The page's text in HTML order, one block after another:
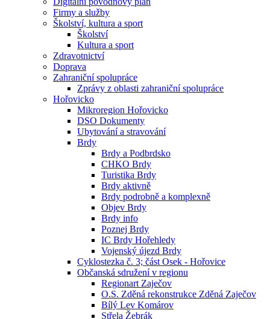
Firmy a služby
Školství, kultura a sport
Školství
Kultura a sport
Zdravotnictví
Doprava
Zahraniční spolupráce
Zprávy z oblasti zahraniční spolupráce
Hořovicko
Mikroregion Hořovicko
DSO Dokumenty
Ubytování a stravování
Brdy
Brdy a Podbrdsko
CHKO Brdy
Turistika Brdy
Brdy aktivně
Brdy podrobně a komplexně
Objev Brdy
Brdy info
Poznej Brdy
IC Brdy Hořehledy
Vojenský újezd Brdy
Cyklostezka č. 3; část Osek - Hořovice
Občanská sdružení v regionu
Regionart Zaječov
O.S. Zděná rekonstrukce Zděná Zaječov
Bílý Lev Komárov
Střela Žebrák